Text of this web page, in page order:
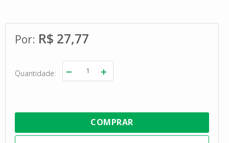
R$ 27,77
Quantidade